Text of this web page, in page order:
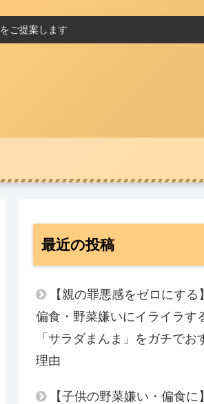
ご提案します
最近の投稿
【親の罪悪感をゼロにす
偏食・野菜嫌いにイライラす
「サラダまんま」をガチでお
理由
【子供の野菜嫌い・偏食